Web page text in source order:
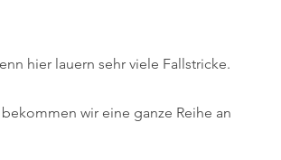
hier lauern sehr viele Fallstricke.
wir eine ganze Reihe an